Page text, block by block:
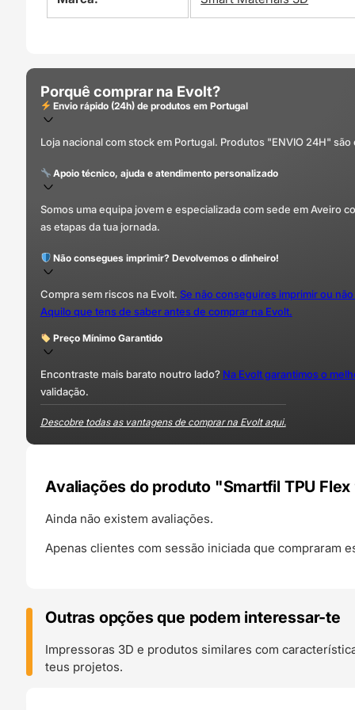
Porquê comprar na Evolt?
Envio rápido (24h) de produtos em Portugal
Loja nacional com stock em Portugal. Produtos "ENVIO 24H"
Apoio técnico, ajuda e atendimento personalizado
Somos uma equipa jovem e especializada com sede em Aveiro
as etapas da tua jornada.
Não consegues imprimir? Devolvemos o dinheiro!
Compra sem riscos na Evolt. Se não conseguires imprimir ou
Aquilo que tens de saber antes de comprar na Evolt.
Preço Mínimo Garantido
Encontraste mais barato noutro lado? Na Evolt garantimos o
validação.
Descobre todas as vantagens de comprar na Evolt aqui.
Avaliações do produto "Smartfil TPU
Ainda não existem avaliações.
Apenas clientes com sessão iniciada que compraram
Outras opções que podem interessar-te
Impressoras 3D e produtos similares com
teus projetos.